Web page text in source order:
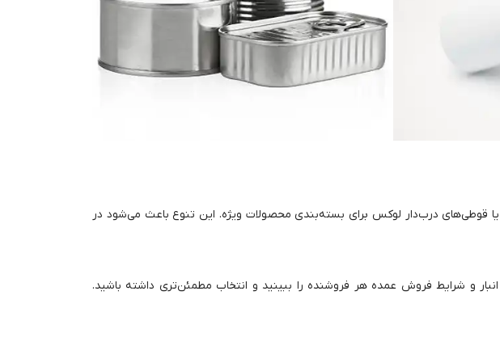
یا قوطی‌های درب‌دار لوکس برای بسته‌بندی محصولات ویژه. این تنوع باعث می‌شود در
و شرایط فروش عمده هر فروشنده را ببینید و انتخاب مطمئن‌تری داشته باشید.